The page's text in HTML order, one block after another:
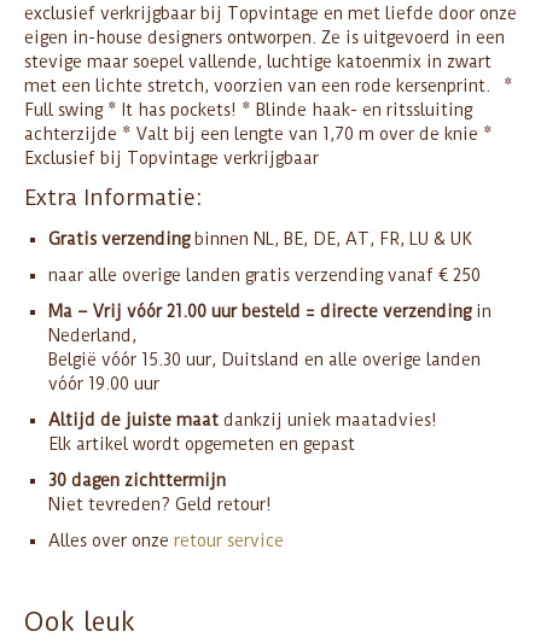
exclusief verkrijgbaar bij Topvintage en met liefde door onze
eigen in-house designers ontworpen. Ze is uitgevoerd in een
stevige maar soepel vallende, luchtige katoenmix in zwart
met een lichte stretch, voorzien van een rode kersenprint. *
Full swing * It has pockets! * Blinde haak- en ritssluiting
achterzijde * Valt bij een lengte van 1,70 m over de knie *
Exclusief bij Topvintage verkrijgbaar
Extra Informatie:
Gratis verzendingbinnen NL, BE, DE, AT, FR, LU & UK
naar alle overige landen gratis verzending vanaf € 250
Ma – Vrij vóór 21.00 uur besteld = directe verzendingin
Nederland,
België vóór 15.30 uur, Duitsland en alle overige landen
vóór 19.00 uur
Altijd de juiste maat dankzij uniek maatadvies!
Elk artikel wordt opgemeten en gepast
30 dagen zichttermijn
Niet tevreden? Geld retour!
Alles over onze retour service
Ook leuk